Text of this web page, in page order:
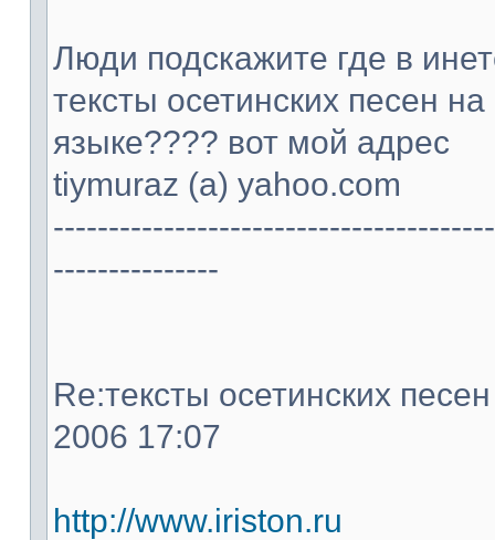
Люди подскажите где в
тексты осетинских песен
языке???? вот мой адрес
tiymuraz (а) yahoo.com
---------------
Re:тексты осетинских
2006 17:07
http://www.iriston.ru